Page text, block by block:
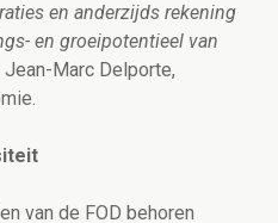
en anderzijds rekening
en groeipotentieel van
Jean-Marc Delporte,
van de FOD behoren